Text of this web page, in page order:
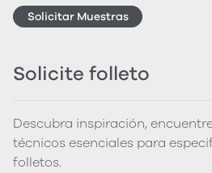
Solicitar Muestras
Solicite folleto
Descubra inspiración,
técnicos esenciales para
folletos.